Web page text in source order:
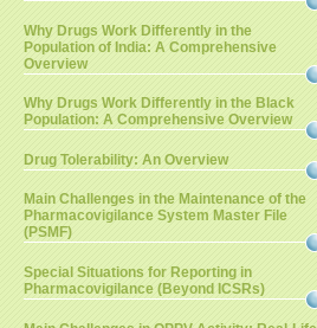
Why Drugs Work Differently in the
Population of India: A Comprehensive
Overview
Why Drugs Work Differently in the Black
Population: A Comprehensive Overview
Drug Tolerability: An Overview
Main Challenges in the Maintenance of the
Pharmacovigilance System Master File
(PSMF)
Special Situations for Reporting in
Pharmacovigilance (Beyond ICSRs)